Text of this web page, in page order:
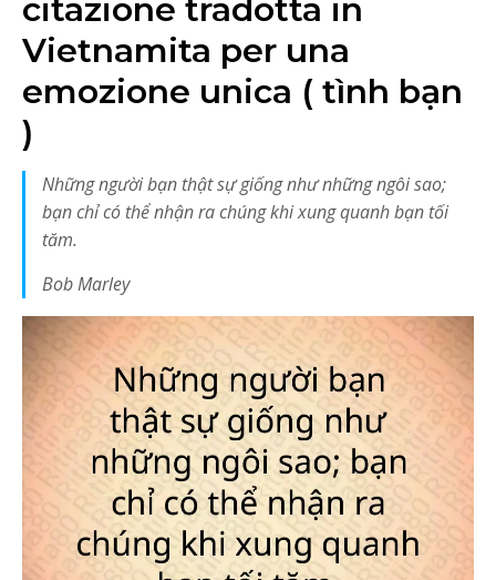
citazione tradotta in
Vietnamita per una
emozione unica ( tình bạn
)
Những người bạn thật sự giống như những ngôi sao;
bạn chỉ có thể nhận ra chúng khi xung quanh bạn tối
tăm.
Bob Marley